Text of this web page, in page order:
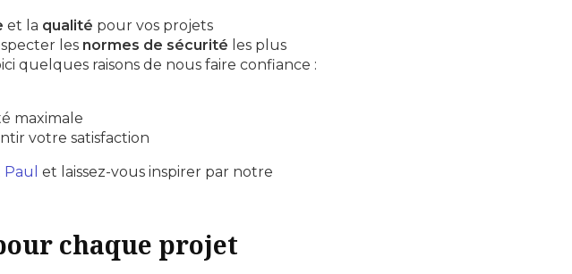
et la qualité pour vos projets
les normes de sécurité les plus
quelques raisons de nous faire confiance :
maximale
votre satisfaction
et laissez-vous inspirer par notre
chaque projet